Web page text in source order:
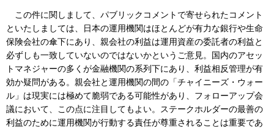
この件に関しまして、パブリックコメントで寄せられたコメント
といたしましては、日本の運用機関はほとんどが有力な銀行や生命
保険会社の傘下にあり、親会社の利益は運用資産の委託者の利益と
必ずしも一致していないのではないかというご意見。国内のアセッ
トマネジャーの多くが金融機関の系列下にあり、利益相反管理が有
効か疑問がある。親会社と運用機関の間の「チャイニーズ・ウォー
ル」は現実には極めて脆弱である可能性があり、フォローアップ会
議において、この点に注目してもよい。ステークホルダーの最善の
利益のために運用機関が行動する責任が尊重されることは重要であ